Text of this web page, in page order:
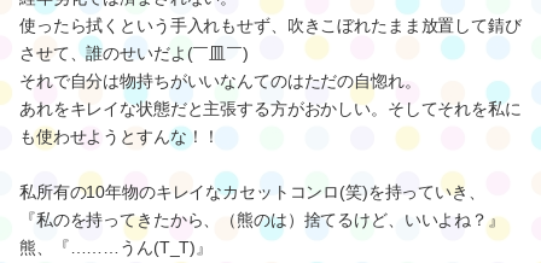
使ったら拭くという手入れもせず、吹きこぼれたまま放置して錆び
させて、誰のせいだよ(￣皿￣)
それで自分は物持ちがいいなんてのはただの自惚れ。
あれをキレイな状態だと主張する方がおかしい。そしてそれを私に
も使わせようとすんな！！
私所有の10年物のキレイなカセットコンロ(笑)を持っていき、
『私のを持ってきたから、（熊のは）捨てるけど、いいよね？』
熊、『………うん(T_T)』